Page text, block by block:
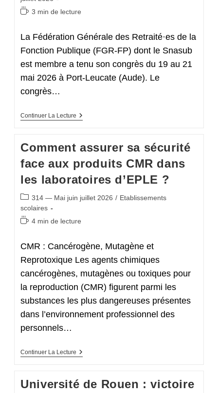
Temps
lecture :
3 min de lecture
La Fédération Générale des Retraité·es de la
Fonction Publique (FGR-FP) dont le Snasub
est membre a tenu son congrès du 19 au 21
mai 2026 à Port-Leucate (Aude). Le
congrès…
Continuer La Lecture 68ᵉ
Fédération
Des
Retraitées
De
La
Fonction
Publique
Comment assurer sa sécurité
face aux produits CMR dans
les laboratoires d’EPLE ?
Post
category:
314 — Mai juin juillet 2026 / Etablissements
scolaires
Temps4 min de lecture
CMR : Cancérogène, Mutagène et
Reprotoxique Les agents chimiques
cancérogènes, mutagènes ou toxiques pour
la reproduction (CMR) figurent parmi les
substances les plus dangereuses présentes
dans l’environnement professionnel des
personnels…
Continuer La Lecture Comment
Face
Université de Rouen : victoire